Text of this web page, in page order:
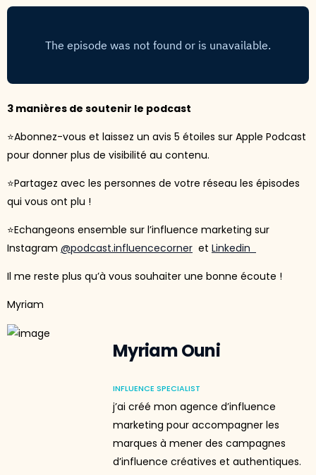
3 manières de soutenir le podcast
⭐Abonnez-vous et laissez un avis 5 étoiles sur Apple Podcast
pour donner plus de visibilité au contenu.
⭐Partagez avec les personnes de votre réseau les épisodes
qui vous ont plu !
⭐Echangeons ensemble sur l’influence marketing sur
Instagram @podcast.influencecorner et Linkedin
Il me reste plus qu’à vous souhaiter une bonne écoute !
Myriam
Myriam Ouni
INFLUENCE SPECIALIST
j’ai créé mon agence d’influence
marketing pour accompagner les
marques à mener des campagnes
d’influence créatives et authentiques.